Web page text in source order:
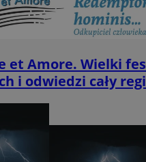
et Amore. Wielki
i odwiedzi cały